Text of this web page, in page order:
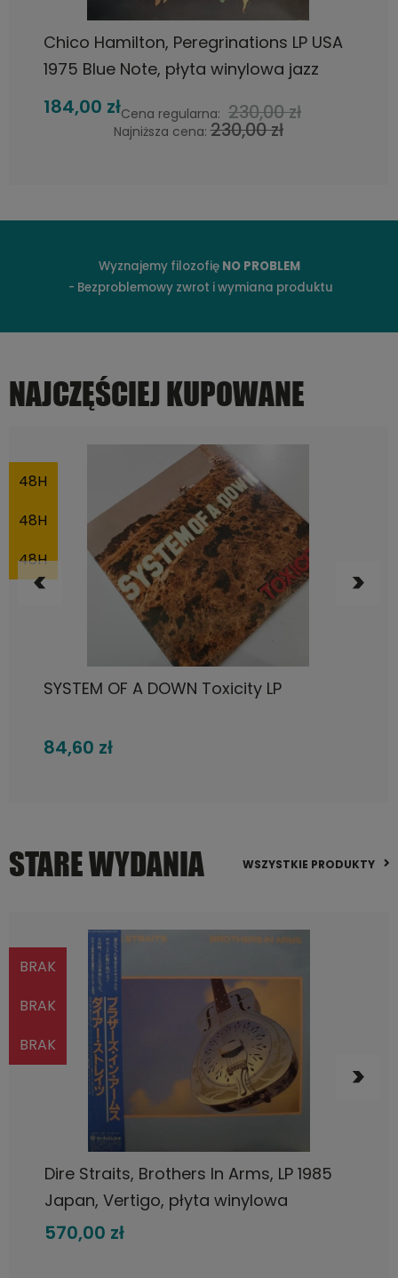
Chico Hamilton, Peregrinations LP USA
1975 Blue Note, płyta winylowa jazz
184,00 złCena regularna: 230,00 zł
Najniższa cena:230,00 zł
DO KOSZYKA
Wyznajemy filozofię NO PROBLEM
- Bezproblemowy zwrot i wymiana produktu
NAJCZĘŚCIEJ KUPOWANE
SYSTEM OF A DOWN Toxicity LP
84,60 zł
DO KOSZYKA
48H
48H
48H
WSZYSTKIE PRODUKTY
STARE WYDANIA
Dire Straits, Brothers In Arms, LP 1985
Japan, Vertigo, płyta winylowa
570,00 zł
POWIADOM O DOSTĘPNOŚCI
BRAK
BRAK
BRAK